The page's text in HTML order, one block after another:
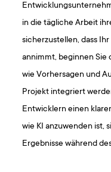
in die tägliche Arbeit
sicherzustellen, dass
annimmt, beginnen Sie
wie Vorhersagen und
Projekt integriert
Entwicklern einen
wie KI anzuwenden ist,
Ergebnisse während